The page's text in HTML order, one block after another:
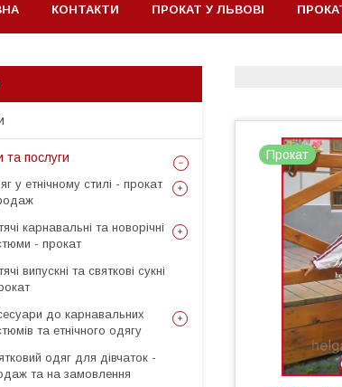
КОНТАКТИ ПРОКАТ У ЛЬВОВІ
Прокат
та послуги
у етнічному стилі - прокат
карнавальні та новорічні
- прокат
випускні та святкові сукні
до карнавальних
та етнічного одягу
одяг для дівчаток -
та на замовлення